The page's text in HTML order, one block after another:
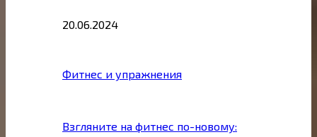
20.06.2024
Фитнес и упражнения
Взгляните на фитнес по-новому: